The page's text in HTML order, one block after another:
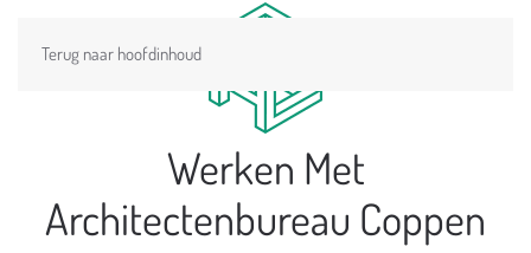
Terug naar hoofdinhoud
Werken Met
Architectenbureau Coppen